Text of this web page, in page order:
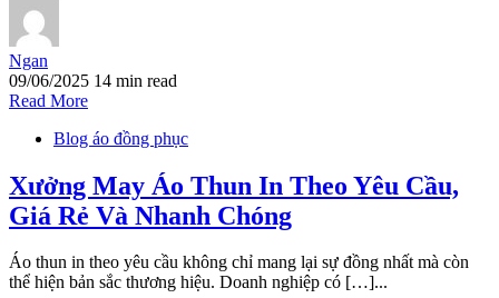
Ngan
09/06/2025 14 min read
Read More
Blog áo đồng phục
Xưởng May Áo Thun In Theo Yêu Cầu,
Giá Rẻ Và Nhanh Chóng
Áo thun in theo yêu cầu không chỉ mang lại sự đồng nhất mà còn
thể hiện bản sắc thương hiệu. Doanh nghiệp có […]...